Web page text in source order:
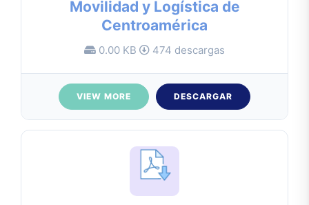
Movilidad y Logística de
Centroamérica
0.00 KB 474 descargas
VIEW MORE DESCARGAR